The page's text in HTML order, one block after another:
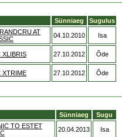
Sünniaeg Sugulus
AT
04.10.2010 Isa
XLIBRIS 27.10.2012 Õde
XTRIME 27.10.2012 Õde
Sünniaeg Sugu
TO ESTET
20.04.2013 Isa